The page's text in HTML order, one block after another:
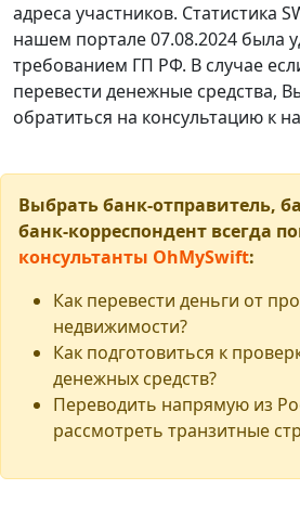
адреса участников. Статистика
нашем портале 07.08.2024 была
требованием ГП РФ. В случае
перевести денежные средства,
обратиться на консультацию к
Выбрать банк-отправитель,
банк-корреспондент всегда
консультанты OhMySwift:
Как перевести деньги от
недвижимости?
Как подготовиться к
денежных средств?
Переводить напрямую из
рассмотреть транзитные